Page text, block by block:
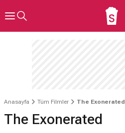
Anasayfa Tüm Filmler The Exonerated
The Exonerated